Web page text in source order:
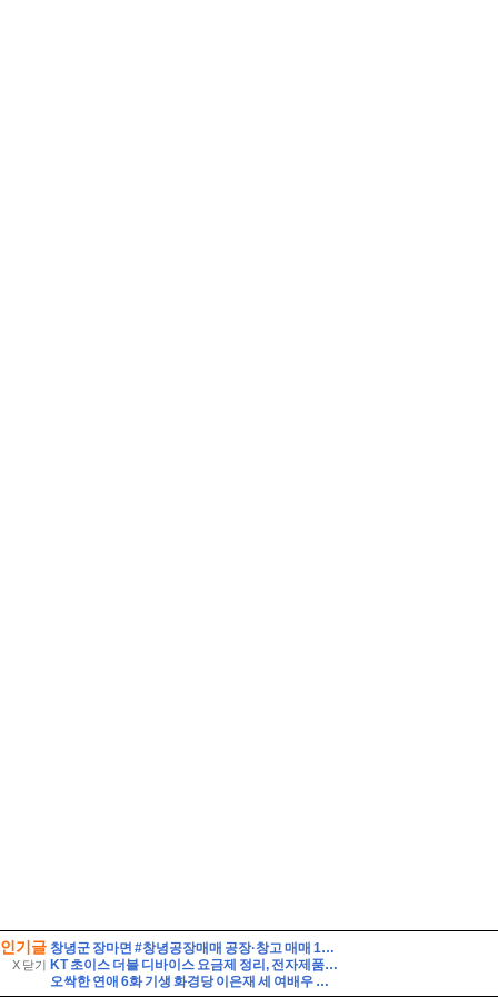
인기글
X 닫기
창녕군 장마면 #창녕공장매매 공장·창고 매매 100000//만원
KT 초이스 더블 디바이스 요금제 정리, 전자제품 구독하기
오싹한 연애 6화 기생 화경당 이은재 세 여배우 닮은 꼴로 유명하다고?